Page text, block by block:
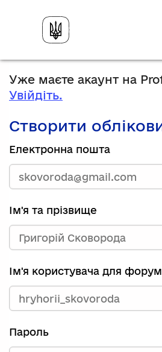
Уже маєте акаунт на
Увійдіть.
Створити
Електронна пошта
Ім'я та прізвище
Ім'я користувача для
Пароль